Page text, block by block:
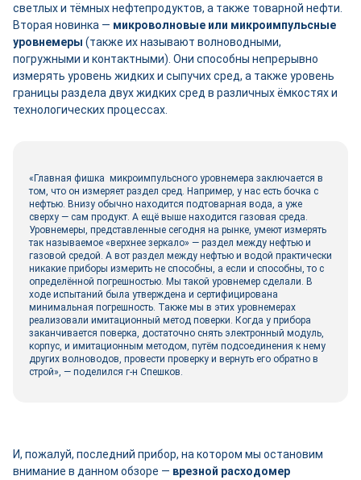
светлых и тёмных нефтепродуктов, а также товарной нефти.
Вторая новинка — микроволновые или микроимпульсные
уровнемеры (также их называют волноводными,
погружными и контактными). Они способны непрерывно
измерять уровень жидких и сыпучих сред, а также уровень
границы раздела двух жидких сред в различных ёмкостях и
технологических процессах.
«Главная фишка микроимпульсного уровнемера заключается в
том, что он измеряет раздел сред. Например, у нас есть бочка с
нефтью. Внизу обычно находится подтоварная вода, а уже
сверху — сам продукт. А ещё выше находится газовая среда.
Уровнемеры, представленные сегодня на рынке, умеют измерять
так называемое «верхнее зеркало» — раздел между нефтью и
газовой средой. А вот раздел между нефтью и водой практически
никакие приборы измерить не способны, а если и способны, то с
определённой погрешностью. Мы такой уровнемер сделали. В
ходе испытаний была утверждена и сертифицирована
минимальная погрешность. Также мы в этих уровнемерах
реализовали имитационный метод поверки. Когда у прибора
заканчивается поверка, достаточно снять электронный модуль,
корпус, и имитационным методом, путём подсоединения к нему
других волноводов, провести проверку и вернуть его обратно в
строй», — поделился г-н Спешков.
И, пожалуй, последний прибор, на котором мы остановим
внимание в данном обзоре — врезной расходомер